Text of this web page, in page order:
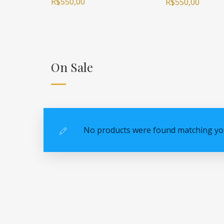
On Sale
No products were found matching